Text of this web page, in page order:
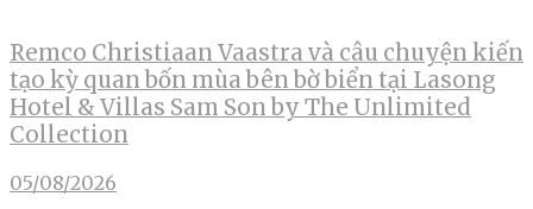
Remco Christiaan Vaastra và câu chuyện kiến
tạo kỳ quan bốn mùa bên bờ biển tại Lasong
Hotel & Villas Sam Son by The Unlimited
Collection
05/08/2026